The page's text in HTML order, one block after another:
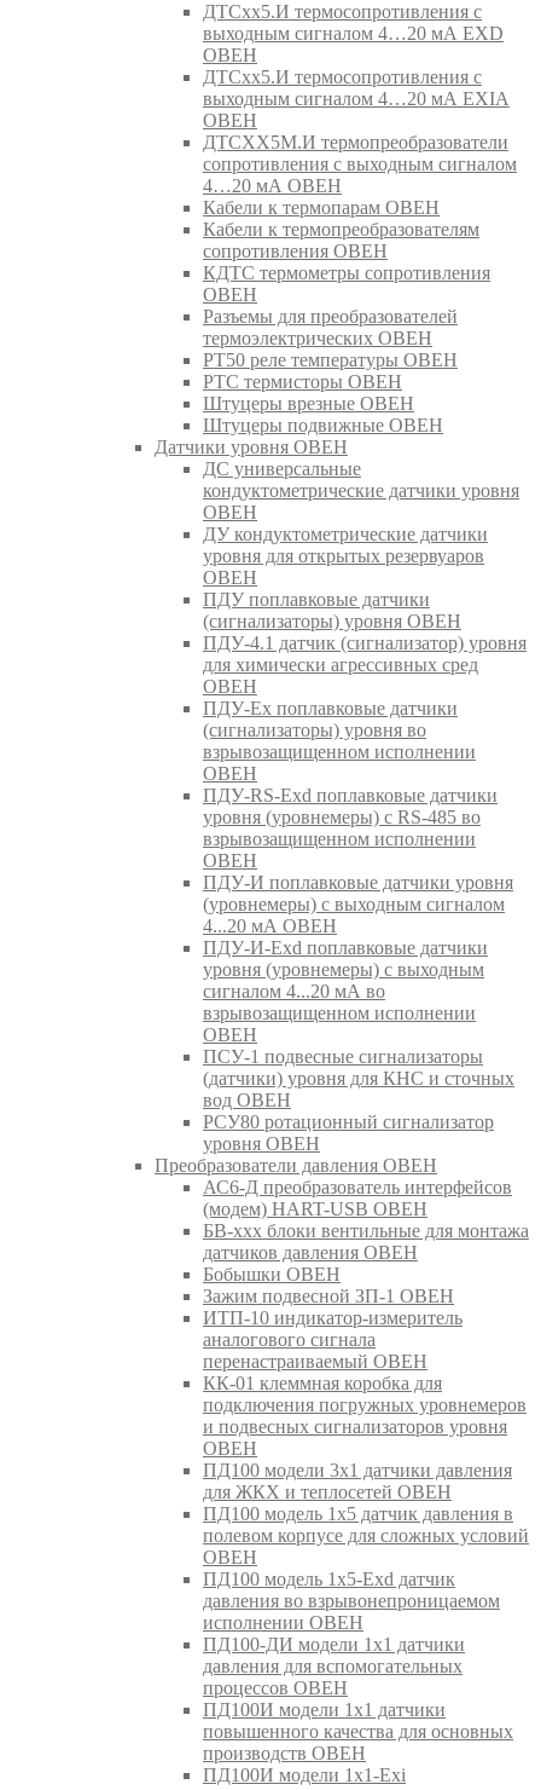
ДТСхх5.И термосопротивления с
выходным сигналом 4…20 мА EXD
ОВЕН
ДТСхх5.И термосопротивления с
выходным сигналом 4…20 мА EXIA
ОВЕН
ДТСХХ5М.И термопреобразователи
сопротивления с выходным сигналом
4…20 мА ОВЕН
Кабели к термопарам ОВЕН
Кабели к термопреобразователям
сопротивления ОВЕН
КДТС термометры сопротивления
ОВЕН
Разъемы для преобразователей
термоэлектрических ОВЕН
РТ50 реле температуры ОВЕН
РТС термисторы ОВЕН
Штуцеры врезные ОВЕН
Штуцеры подвижные ОВЕН
Датчики уровня ОВЕН
ДС универсальные
кондуктометрические датчики уровня
ОВЕН
ДУ кондуктометрические датчики
уровня для открытых резервуаров
ОВЕН
ПДУ поплавковые датчики
(сигнализаторы) уровня ОВЕН
ПДУ-4.1 датчик (сигнализатор) уровня
для химически агрессивных сред
ОВЕН
ПДУ-Ex поплавковые датчики
(сигнализаторы) уровня во
взрывозащищенном исполнении
ОВЕН
ПДУ-RS-Exd поплавковые датчики
уровня (уровнемеры) с RS-485 во
взрывозащищенном исполнении
ОВЕН
ПДУ-И поплавковые датчики уровня
(уровнемеры) с выходным сигналом
4...20 мА ОВЕН
ПДУ-И-Exd поплавковые датчики
уровня (уровнемеры) с выходным
сигналом 4...20 мА во
взрывозащищенном исполнении
ОВЕН
ПСУ-1 подвесные сигнализаторы
(датчики) уровня для КНС и сточных
вод ОВЕН
РСУ80 ротационный сигнализатор
уровня ОВЕН
Преобразователи давления ОВЕН
АС6-Д преобразователь интерфейсов
(модем) HART-USB ОВЕН
БВ-ххх блоки вентильные для монтажа
датчиков давления ОВЕН
Бобышки ОВЕН
Зажим подвесной ЗП-1 ОВЕН
ИТП-10 индикатор-измеритель
аналогового сигнала
перенастраиваемый ОВЕН
КК-01 клеммная коробка для
подключения погружных уровнемеров
и подвесных сигнализаторов уровня
ОВЕН
ПД100 модели 3х1 датчики давления
для ЖКХ и теплосетей ОВЕН
ПД100 модель 1х5 датчик давления в
полевом корпусе для сложных условий
ОВЕН
ПД100 модель 1х5-Exd датчик
давления во взрывонепроницаемом
исполнении ОВЕН
ПД100-ДИ модели 1х1 датчики
давления для вспомогательных
процессов ОВЕН
ПД100И модели 1х1 датчики
повышенного качества для основных
производств ОВЕН
ПД100И модели 1х1-Exi